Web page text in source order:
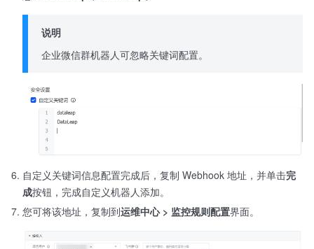
说明
企业微信群机器人可忽略关键词配置。
自定义关键词信息配置完成后，复制 Webhook 地址，并单击完
成按钮，完成自定义机器人添加。
您可将该地址，复制到运维中心 > 监控规则配置界面。